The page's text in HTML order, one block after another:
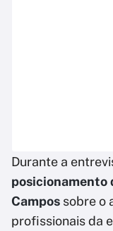
Durante a
posicionamento
Campos sobre o
profissionais da